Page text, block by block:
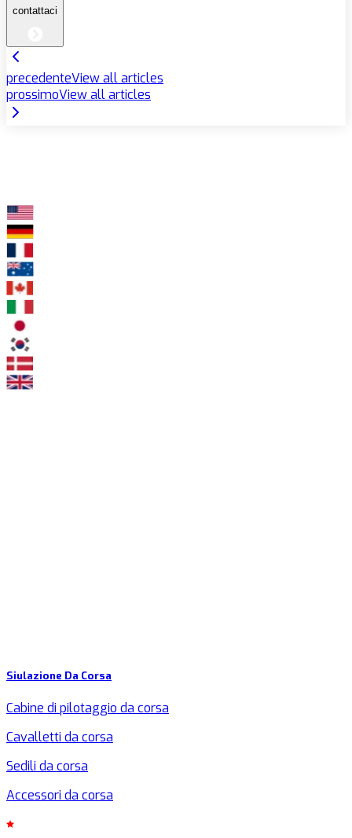
contattaci
precedenteView all articles
prossimoView all articles
Siulazione Da Corsa
Cabine di pilotaggio da corsa
Cavalletti da corsa
Sedili da corsa
Accessori da corsa